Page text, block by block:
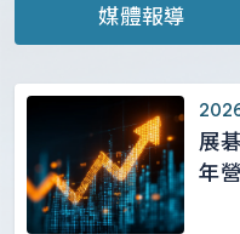
媒體報導
展
年